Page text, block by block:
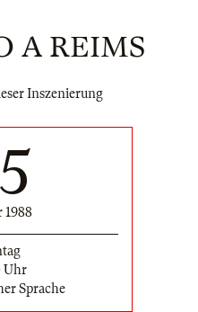
A REIMS
Inszenierung
1988
Uhr
Sprache